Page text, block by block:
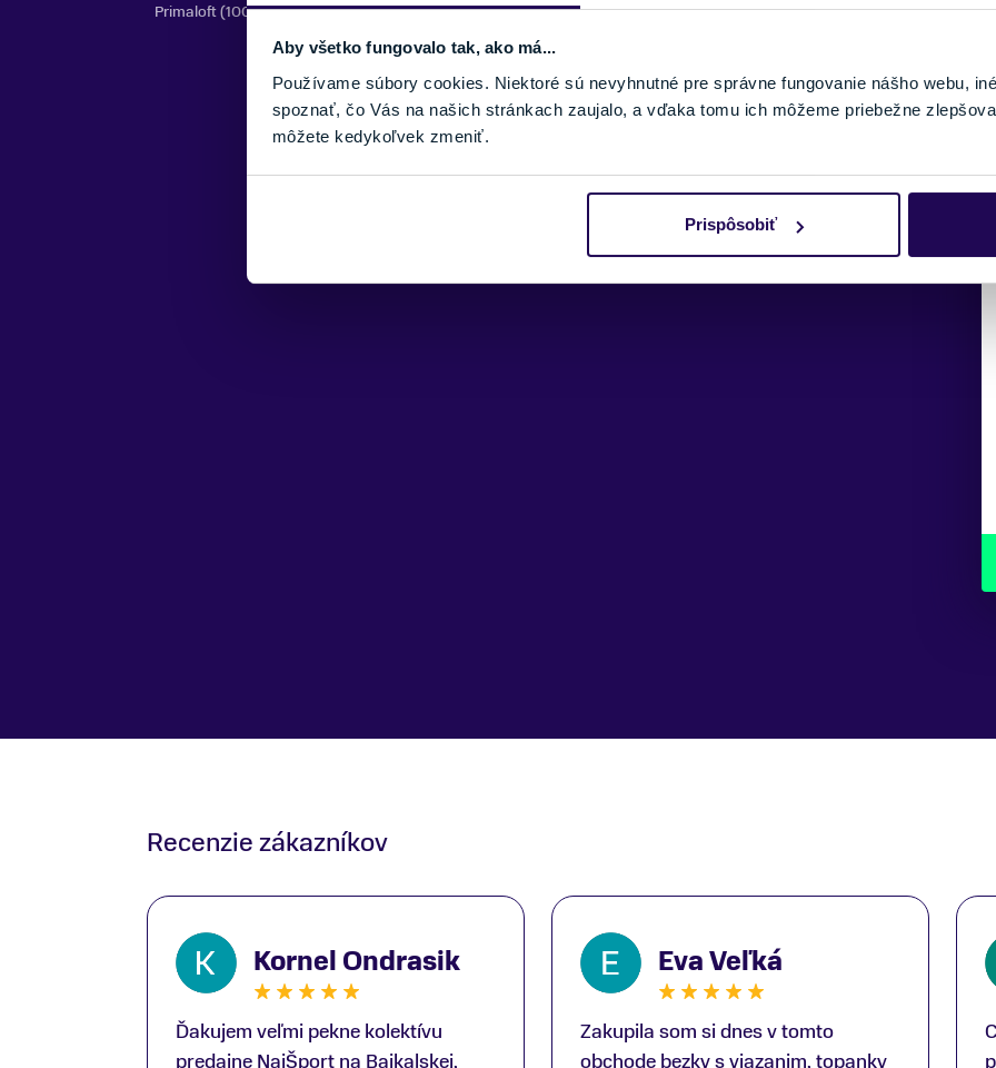
Aby všetko fungovalo tak, ako má...
Používame súbory cookies. Niektoré sú nevyhnutné pre správne fungovanie nášho webu,
spoznať, čo Vás na našich stránkach zaujalo, a vďaka tomu ich môžeme priebežne
môžete kedykoľvek zmeniť.
Prispôsobiť
Primaloft (100% polyester)
Recenzie zákazníkov
Kornel Ondrasik
Ďakujem veľmi pekne kolektívu
predajne NajŠport na Bajkalskej,
Eva Veľká
Zakupila som si dnes v tomto
obchode bezky s viazanim, topanky